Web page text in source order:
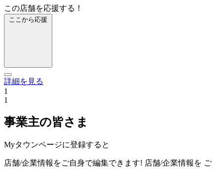
この店舗を応援する！
ここから応援
詳細を見る
1
1
事業主の皆さま
Myタウンページに登録すると
店舗/企業情報をご自身で編集できます! 店舗/企業情報を ご